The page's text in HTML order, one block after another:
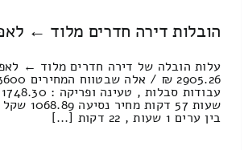
הובלות דירה חדרים מלוד ←
עלות הובלה של דירה חדרים מלוד ←
שעות 57
בין ערים 1 שעות , 22 דקות [...]